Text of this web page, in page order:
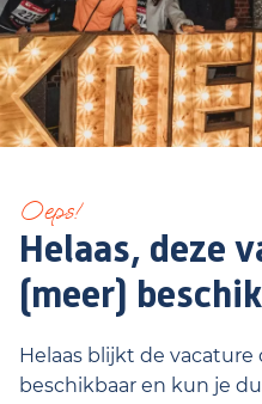
Oeps!
Helaas, deze
(meer)
Helaas blijkt de
beschikbaar en kun je